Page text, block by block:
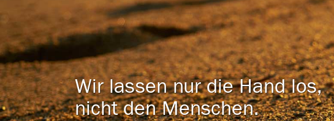
Wir lassen nur die Hand los,
nicht den Menschen.